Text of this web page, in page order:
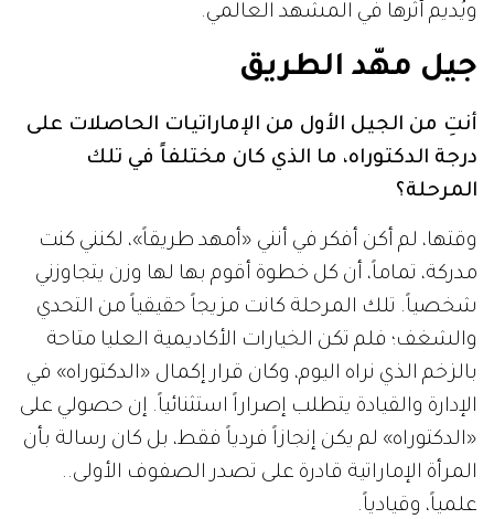
ويُديم أثرها في المشهد العالمي.
جيل مهّد الطريق
أنتِ من الجيل الأول من الإماراتيات الحاصلات على
درجة الدكتوراه، ما الذي كان مختلفاً في تلك
المرحلة؟
وقتها، لم أكن أفكر في أنني «أمهد طريقاً»، لكنني كنت
مدركة، تماماً، أن كل خطوة أقوم بها لها وزن يتجاوزني
شخصياً. تلك المرحلة كانت مزيجاً حقيقياً من التحدي
والشغف؛ فلم تكن الخيارات الأكاديمية العليا متاحة
بالزخم الذي نراه اليوم، وكان قرار إكمال «الدكتوراه» في
الإدارة والقيادة يتطلب إصراراً استثنائياً. إن حصولي على
«الدكتوراه» لم يكن إنجازاً فردياً فقط، بل كان رسالة بأن
المرأة الإماراتية قادرة على تصدر الصفوف الأولى..
علمياً، وقيادياً.